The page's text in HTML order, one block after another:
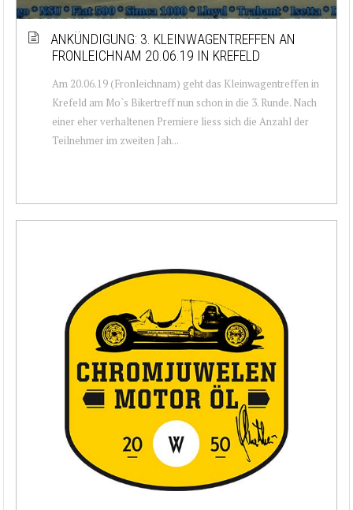
ANKÜNDIGUNG: 3. KLEINWAGENTREFFEN AN
FRONLEICHNAM 20.06.19 IN KREFELD
Am 20.06.19 (Fronleichnam) geht das Kleinwagentreffen in
Krefeld am Mo`s Bikertreff nun schon in die 3. Runde. Nach
einer eher verhaltenen Premiere liess sich die Anzahl der
Teilnehmer im zweiten Jah...